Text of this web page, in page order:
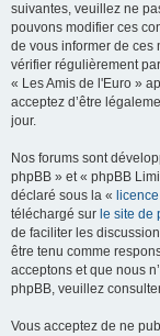
suivantes, veuillez ne
pouvons modifier ces
de vous informer de ces
vérifier régulièrement
« Les Amis de l'Euro »
acceptez d’être
jour.
Nos forums sont
phpBB » et « phpBB
déclaré sous la «
téléchargé sur le site de
de faciliter les
être tenu comme
acceptons et que nous
phpBB, veuillez
Vous acceptez de ne